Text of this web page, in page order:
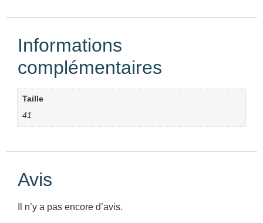
Informations
complémentaires
Taille
41
Avis
Il n’y a pas encore d’avis.